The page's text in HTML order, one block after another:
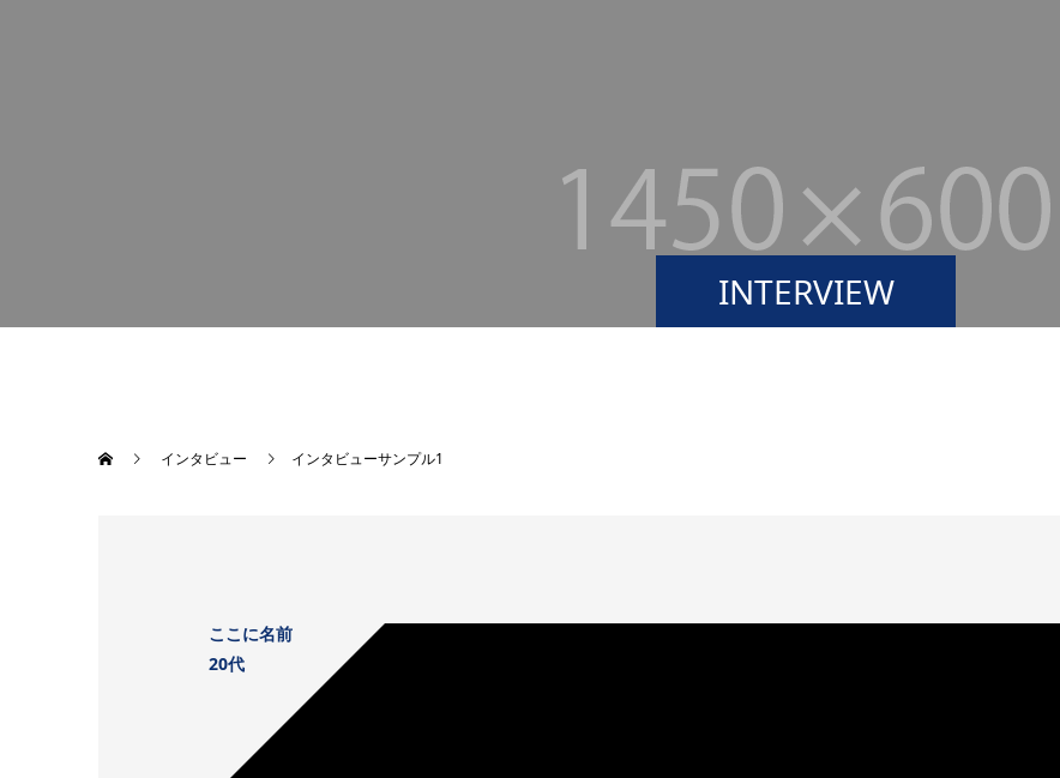
INTERVIEW
インタビュー インタビューサンプル1
ここに名前
20代